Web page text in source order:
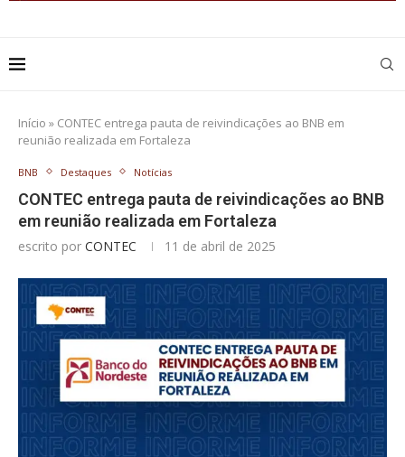
Início » CONTEC entrega pauta de reivindicações ao BNB em
reunião realizada em Fortaleza
BNB Destaques Notícias
CONTEC entrega pauta de reivindicações ao BNB
em reunião realizada em Fortaleza
escrito por CONTEC 11 de abril de 2025